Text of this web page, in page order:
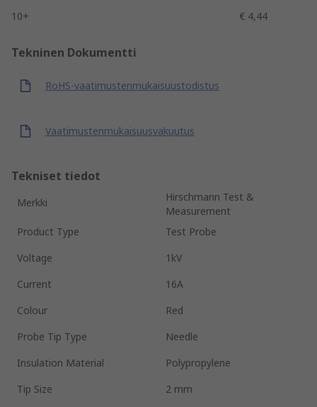
10+
€ 4,44
Tekninen Dokumentti
RoHS-vaatimustenmukaisuustodistus
Vaatimustenmukaisuusvakuutus
Tekniset tiedot
Merkki
Hirschmann Test &
Measurement
Product Type
Test Probe
Voltage
1kV
Current
16A
Colour
Red
Probe Tip Type
Needle
Insulation Material
Polypropylene
Tip Size
2 mm